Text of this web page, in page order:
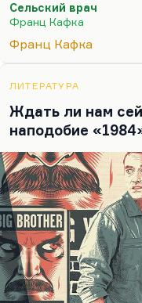
И там очень точно,
смеются. Бешеные
Лошади — это дар.
который влачит
остановиться.
довольно
Сельский врач
Франц Кафка
Франц Кафка
ЛИТЕРАТУРА
Ждать ли нам
наподобие